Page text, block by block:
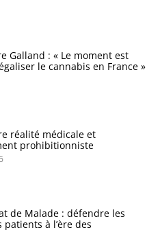
Galland : « Le moment est
le cannabis en France »
réalité médicale et
prohibitionniste
de Malade : défendre les
à l’ère des